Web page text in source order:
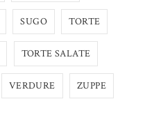
SUGO TORTE
TORTE SALATE
VERDURE ZUPPE